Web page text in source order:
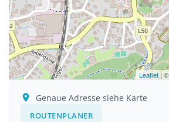
Leaflet| ©
Genaue Adresse siehe Karte
ROUTENPLANER